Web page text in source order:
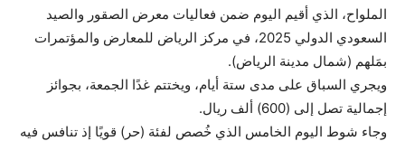
الملواح، الذي أقيم اليوم ضمن فعاليات معرض الصقور والصيد
السعودي الدولي 2025، في مركز الرياض للمعارض والمؤتمرات
بمَلهم (شمال مدينة الرياض).
ويجري السباق على مدى ستة أيام، ويختتم غدًا الجمعة، بجوائز
إجمالية تصل إلى (600) ألف ريال.
وجاء شوط اليوم الخامس الذي خُصص لفئة (حر) قويًا إذ تنافس فيه